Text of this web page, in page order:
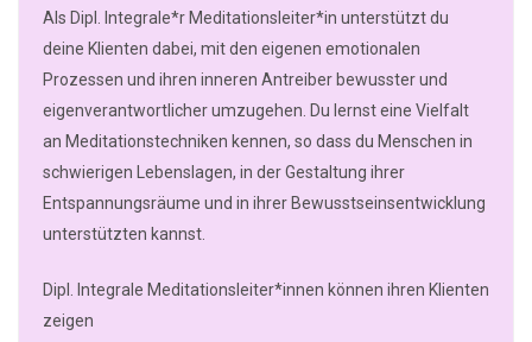
Als Dipl. Integrale*r Meditationsleiter*in unterstützt du
deine Klienten dabei, mit den eigenen emotionalen
Prozessen und ihren inneren Antreiber bewusster und
eigenverantwortlicher umzugehen. Du lernst eine Vielfalt
an Meditationstechniken kennen, so dass du Menschen in
schwierigen Lebenslagen, in der Gestaltung ihrer
Entspannungsräume und in ihrer Bewusstseinsentwicklung
unterstützten kannst.
Dipl. Integrale Meditationsleiter*innen können ihren Klienten
zeigen